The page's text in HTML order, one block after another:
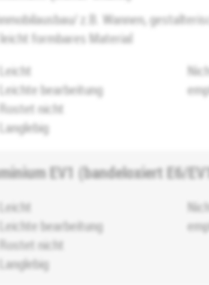
z.B. Wannen,
formbares Material
Leicht
Leichte bearbeitung
Rostet nicht
Langlebig
EV1 (bandeloxiert E6/
Leicht
Leichte bearbeitung
Rostet nicht
Langlebig